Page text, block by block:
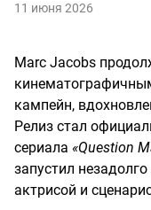
11 июня 2026
Marc Jacobs
кампейн,
Релиз стал
сериала «Question
запустил
актрисой и